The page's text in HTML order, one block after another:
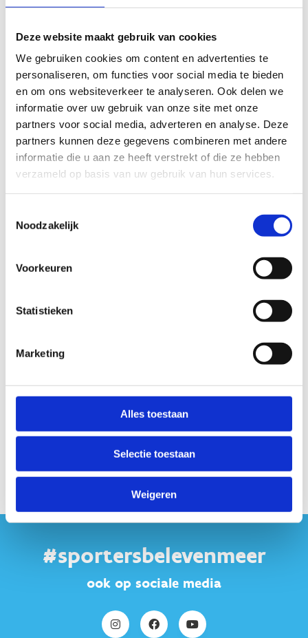
Deze website maakt gebruik van cookies
We gebruiken cookies om content en advertenties te
personaliseren, om functies voor social media te bieden
en om ons websiteverkeer te analyseren. Ook delen we
informatie over uw gebruik van onze site met onze
partners voor social media, adverteren en analyse. Deze
partners kunnen deze gegevens combineren met andere
informatie die u aan ze heeft verstrekt of die ze hebben
verzameld op basis van uw gebruik van hun services.
Noodzakelijk
Voorkeuren
Statistieken
Marketing
Alles toestaan
Selectie toestaan
Weigeren
#sportersbelevenmeer
ook op sociale media